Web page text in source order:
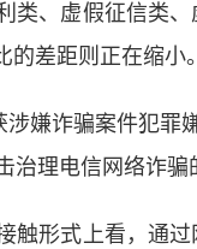
类、虚假征信类
差距则正在缩小。
诈骗案件犯罪
理电信网络诈骗
形式上看，通过